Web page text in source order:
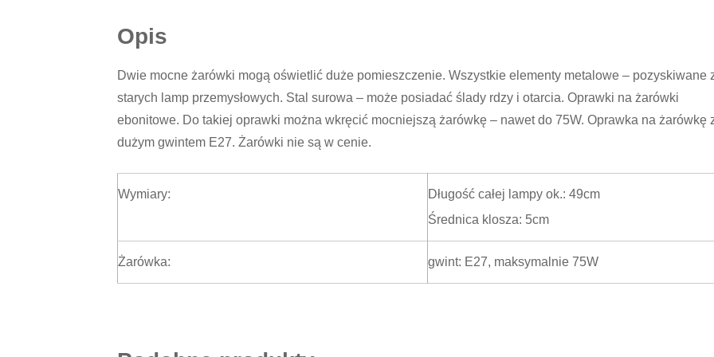
Opis
Dwie mocne żarówki mogą oświetlić duże pomieszczenie. Wszystkie elementy metalowe – pozyskiwane
starych lamp przemysłowych. Stal surowa – może posiadać ślady rdzy i otarcia. Oprawki na żarówki
ebonitowe. Do takiej oprawki można wkręcić mocniejszą żarówkę – nawet do 75W. Oprawka na żarówkę
dużym gwintem E27. Żarówki nie są w cenie.
Wymiary:
Długość całej lampy ok.: 49cm
Średnica klosza: 5cm
Żarówka: gwint: E27, maksymalnie 75W